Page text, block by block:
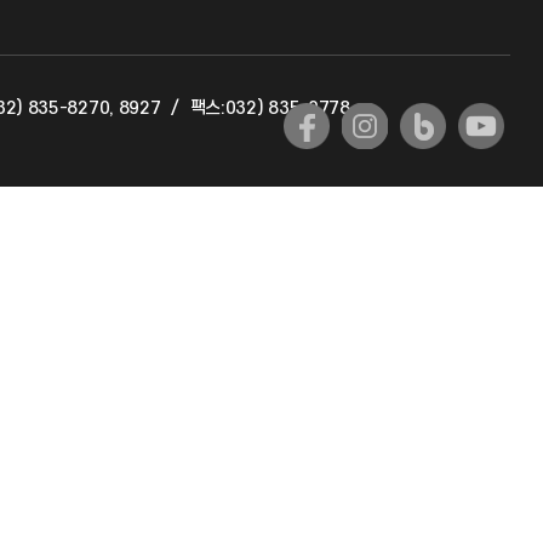
국제교류과
835-8270, 8927 / 팩스:032) 835-0778